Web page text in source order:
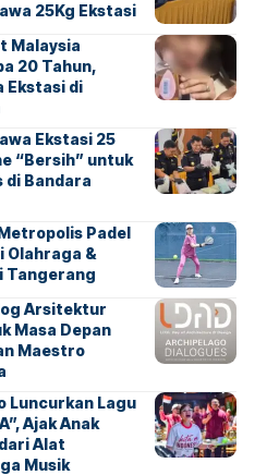
25Kg Ekstasi
Malaysia
20 Tahun,
Ekstasi di
Ekstasi 25
“Bersih” untuk
di Bandara
Padel
Olahraga &
Tangerang
Arsitektur
Masa Depan
Maestro
Luncurkan Lagu
Ajak Anak
Alat
Musik